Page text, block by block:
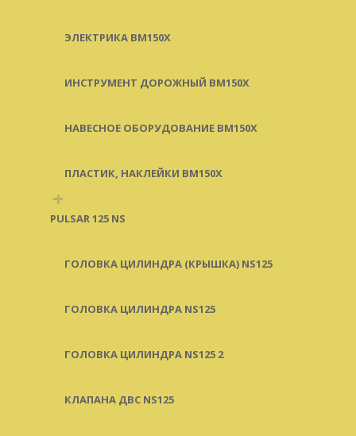
ЭЛЕКТРИКА BM150X
ИНСТРУМЕНТ ДОРОЖНЫЙ BM150X
НАВЕСНОЕ ОБОРУДОВАНИЕ BM150X
ПЛАСТИК, НАКЛЕЙКИ BM150X
+
PULSAR 125 NS
ГОЛОВКА ЦИЛИНДРА (КРЫШКА) NS125
ГОЛОВКА ЦИЛИНДРА NS125
ГОЛОВКА ЦИЛИНДРА NS125 2
КЛАПАНА ДВС NS125